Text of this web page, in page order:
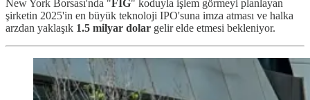
New York Borsası'nda "FIG" koduyla işlem görmeyi planlayan
şirketin 2025'in en büyük teknoloji IPO'suna imza atması ve halka
arzdan yaklaşık 1.5 milyar dolar gelir elde etmesi bekleniyor.